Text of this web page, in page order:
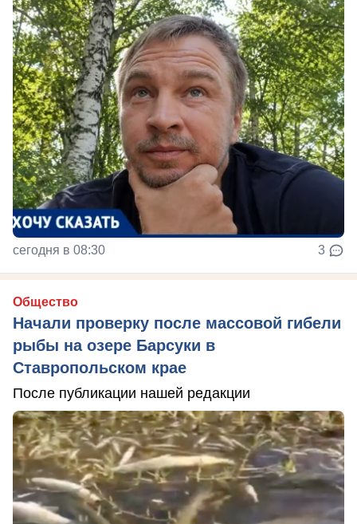
сегодня в 08:30 3
Общество
Начали проверку после массовой гибели
рыбы на озере Барсуки в
Ставропольском крае
После публикации нашей редакции